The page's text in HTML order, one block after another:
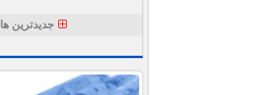
جدیدترین ها